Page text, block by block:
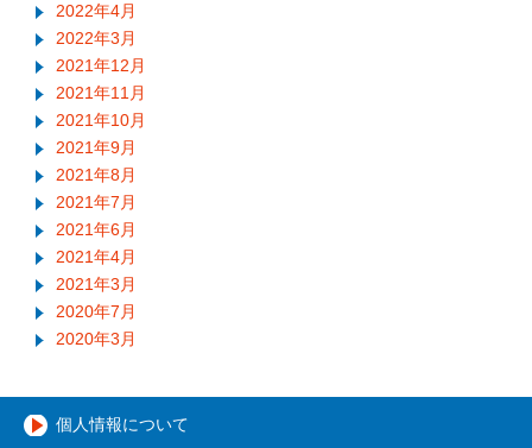
2022年4月
2022年3月
2021年12月
2021年11月
2021年10月
2021年9月
2021年8月
2021年7月
2021年6月
2021年4月
2021年3月
2020年7月
2020年3月
個人情報について